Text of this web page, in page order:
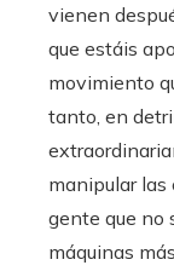
vienen
que estáis
movimiento
tanto, en
manipular las
gente que no
máquinas